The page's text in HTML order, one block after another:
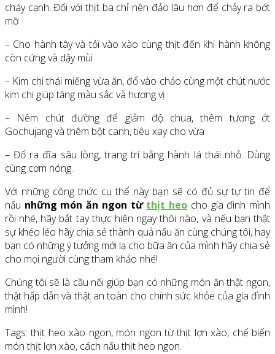
cháy cạnh. Đối với thịt ba chỉ nên đảo lâu hơn để chảy ra bớt
mỡ
– Cho hành tây và tỏi vào xào cùng thịt đến khi hành không
còn cứng và dậy mùi
– Kim chi thái miếng vừa ăn, đổ vào chảo cùng một chút nước
kim chi giúp tăng màu sắc và hương vị
– Nêm chút đường để giảm độ chua, thêm tương ớt
Gochujang và thêm bột canh, tiêu xay cho vừa
– Đổ ra đĩa sâu lòng, trang trí bằng hành lá thái nhỏ. Dùng
cùng cơm nóng.
Với những công thức cụ thể này bạn sẽ có đủ sự tự tin để
nấu những món ăn ngon từ thịt heo cho gia đình mình
rồi nhé, hãy bắt tay thực hiện ngay thôi nào, và nếu bạn thật
sự khéo léo hãy chia sẻ thành quả nấu ăn cùng chúng tôi, hay
bạn có những ý tưởng mới lạ cho bữa ăn của mình hãy chia sẻ
cho mọi người cùng tham khảo nhé!
Chúng tôi sẽ là cầu nối giúp bạn có những món ăn thật ngon,
thật hấp dẫn và thật an toàn cho chính sức khỏe của gia đình
mình!
Tags: thịt heo xào ngon, món ngon từ thịt lợn xào, chế biến
món thịt lợn xào, cách nấu thịt heo ngon.